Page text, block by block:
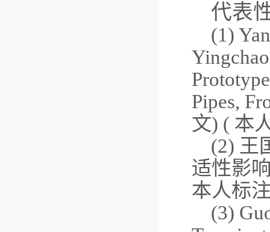
代表
(1)
Pipes,
文) ( 本
(2) 王
适性影
本人标
(3)